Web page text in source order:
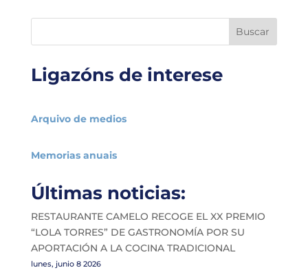
Buscar
Ligazóns de interese
Arquivo de medios
Memorias anuais
Últimas noticias:
RESTAURANTE CAMELO RECOGE EL XX PREMIO
“LOLA TORRES” DE GASTRONOMÍA POR SU
APORTACIÓN A LA COCINA TRADICIONAL
lunes, junio 8 2026